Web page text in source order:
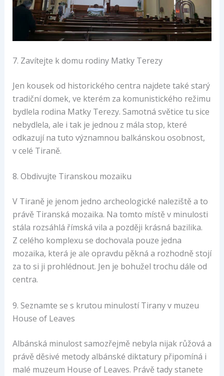
7. Zavítejte k domu rodiny Matky Terezy
Jen kousek od historického centra najdete také starý
tradiční domek, ve kterém za komunistického režimu
bydlela rodina Matky Terezy. Samotná světice tu sice
nebydlela, ale i tak je jednou z mála stop, které
odkazují na tuto významnou balkánskou osobnost,
v celé Tiraně.
8. Obdivujte Tiranskou mozaiku
V Tiraně je jenom jedno archeologické naleziště a to
právě Tiranská mozaika. Na tomto místě v minulosti
stála rozsáhlá římská vila a později krásná bazilika.
Z celého komplexu se dochovala pouze jedna
mozaika, která je ale opravdu pěkná a rozhodně stojí
za to si ji prohlédnout. Jen je bohužel trochu dále od
centra.
9. Seznamte se s krutou minulostí Tirany v muzeu
House of Leaves
Albánská minulost samozřejmě nebyla nijak růžová a
právě děsivé metody albánské diktatury připomíná i
malé muzeum House of Leaves. Právě tady stanete